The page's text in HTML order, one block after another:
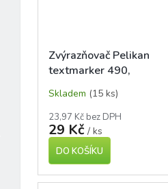
Zvýrazňovač Pelikan
textmarker 490,
Skladem (15 ks)
23,97 Kč bez DPH
29 Kč / ks
DO KOŠÍKU